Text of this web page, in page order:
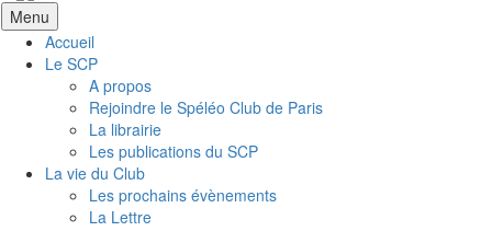
Menu Aller
au
contenu
Accueil
Le SCP
A propos
Rejoindre le Spéléo Club de Paris
La librairie
Les publications du SCP
La vie du Club
Les prochains évènements
La Lettre